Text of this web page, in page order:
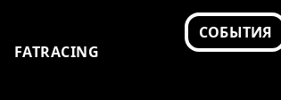
FATRACING
СОБЫТИЯ